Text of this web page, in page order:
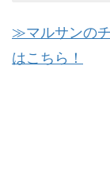
≫マルサンの
はこちら！